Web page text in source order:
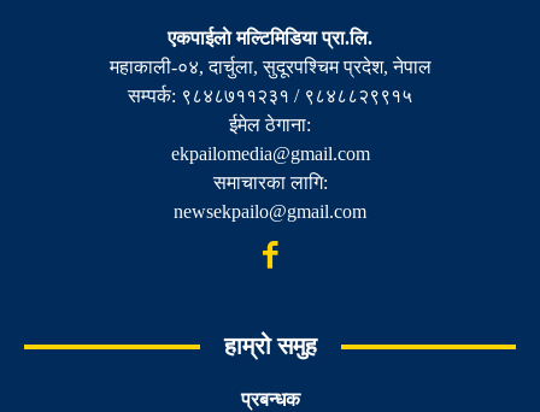
एकपाईलाे मल्टिमिडिया प्रा.लि.
महाकाली-०४, दार्चुला, सुदूरपश्चिम प्रदेश, नेपाल
सम्पर्क: ९८४८७११२३१ / ९८४८८२९९१५
ईमेल ठेगाना:
ekpailomedia@gmail.com
समाचारका लागि:
newsekpailo@gmail.com
हाम्रो समुह
प्रबन्धक